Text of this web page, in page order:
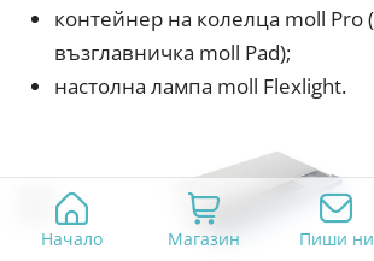
контейнер на колелца moll Pro
възглавничка moll Pad);
настолна лампа moll Flexlight.
Начало Магазин Пиши ни